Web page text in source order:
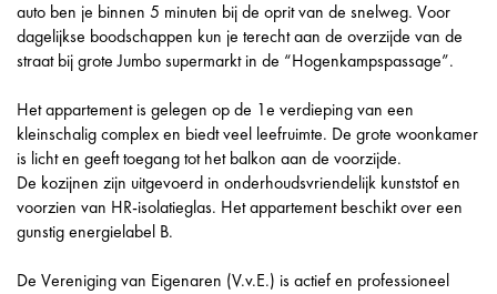
auto ben je binnen 5 minuten bij de oprit van de snelweg. Voor
dagelijkse boodschappen kun je terecht aan de overzijde van de
straat bij grote Jumbo supermarkt in de “Hogenkampspassage”.
Het appartement is gelegen op de 1e verdieping van een
kleinschalig complex en biedt veel leefruimte. De grote woonkamer
is licht en geeft toegang tot het balkon aan de voorzijde.
De kozijnen zijn uitgevoerd in onderhoudsvriendelijk kunststof en
voorzien van HR-isolatieglas. Het appartement beschikt over een
gunstig energielabel B.
De Vereniging van Eigenaren (V.v.E.) is actief en professioneel